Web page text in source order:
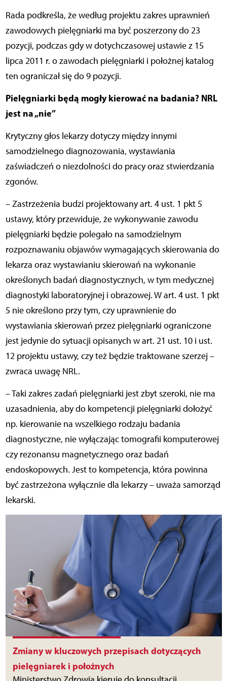
Rada podkreśla, że według projektu zakres uprawnień
zawodowych pielęgniarki ma być poszerzony do 23
pozycji, podczas gdy w dotychczasowej ustawie z 15
lipca 2011 r. o zawodach pielęgniarki i położnej katalog
ten ograniczał się do 9 pozycji.
Pielęgniarki będą mogły kierować na badania? NRL
jest na „nie”
Krytyczny głos lekarzy dotyczy między innymi
samodzielnego diagnozowania, wystawiania
zaświadczeń o niezdolności do pracy oraz stwierdzania
zgonów.
– Zastrzeżenia budzi projektowany art. 4 ust. 1 pkt 5
ustawy, który przewiduje, że wykonywanie zawodu
pielęgniarki będzie polegało na samodzielnym
rozpoznawaniu objawów wymagających skierowania do
lekarza oraz wystawianiu skierowań na wykonanie
określonych badań diagnostycznych, w tym medycznej
diagnostyki laboratoryjnej i obrazowej. W art. 4 ust. 1 pkt
5 nie określono przy tym, czy uprawnienie do
wystawiania skierowań przez pielęgniarki ograniczone
jest jedynie do sytuacji opisanych w art. 21 ust. 10 i ust.
12 projektu ustawy, czy też będzie traktowane szerzej –
zwraca uwagę NRL.
– Taki zakres zadań pielęgniarki jest zbyt szeroki, nie ma
uzasadnienia, aby do kompetencji pielęgniarki dołożyć
np. kierowanie na wszelkiego rodzaju badania
diagnostyczne, nie wyłączając tomografii komputerowej
czy rezonansu magnetycznego oraz badań
endoskopowych. Jest to kompetencja, która powinna
być zastrzeżona wyłącznie dla lekarzy – uważa samorząd
lekarski.
Zmiany w kluczowych przepisach dotyczących
pielęgniarek i położnych